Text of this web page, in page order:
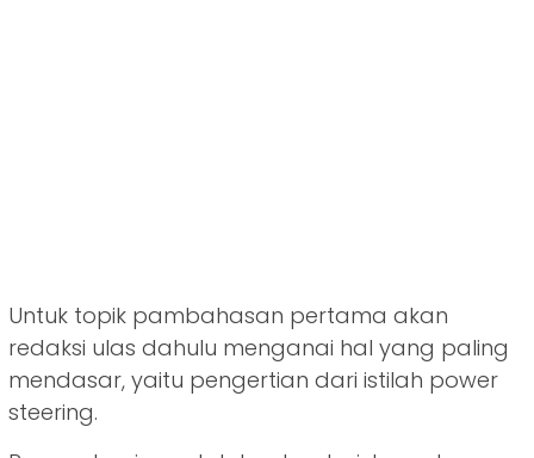
Untuk topik pambahasan pertama akan
redaksi ulas dahulu menganai hal yang paling
mendasar, yaitu pengertian dari istilah power
steering.